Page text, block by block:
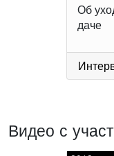
Об
даче
Видео с